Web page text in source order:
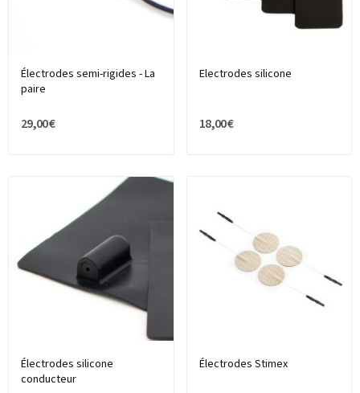
Électrodes semi-rigides - La
paire
29,00 €
Electrodes silicone
18,00 €
Électrodes silicone
conducteur
Électrodes Stimex